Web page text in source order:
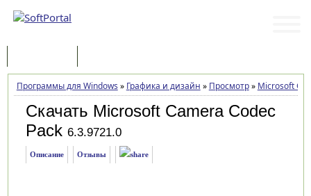
Программы для Windows » Графика и дизайн » Просмотр» Microsoft
Скачать Microsoft Camera Codec
Pack 6.3.9721.0
Описание Отзывы